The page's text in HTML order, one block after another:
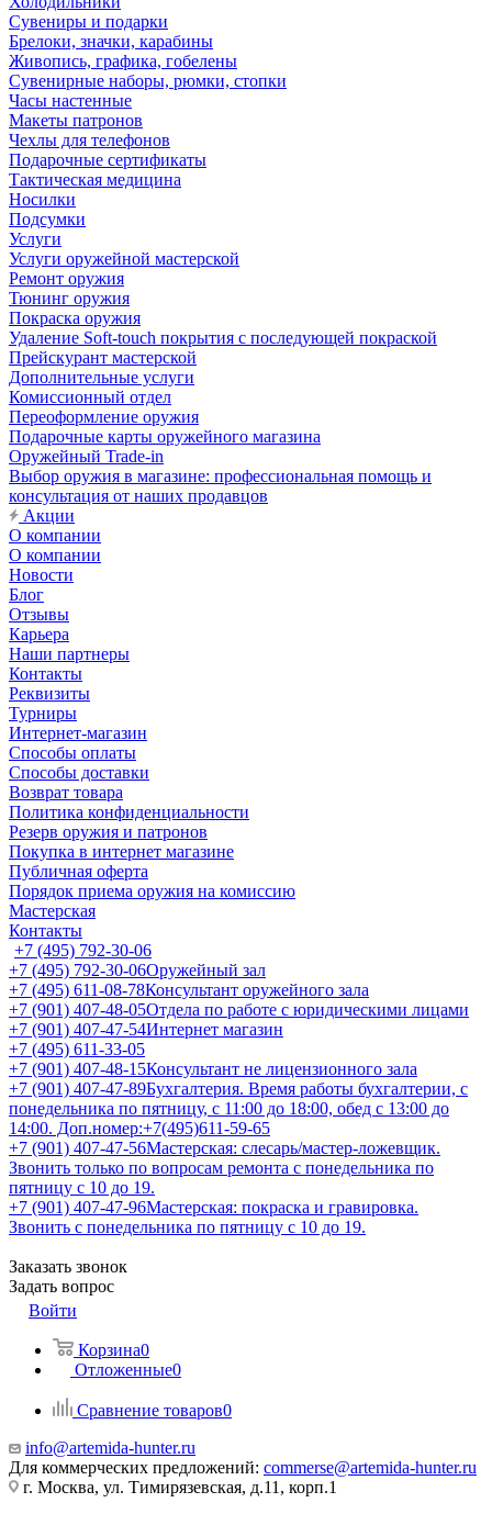
Сувениры и подарки
Брелоки, значки, карабины
Живопись, графика, гобелены
Сувенирные наборы, рюмки, стопки
Часы настенные
Макеты патронов
Чехлы для телефонов
Подарочные сертификаты
Тактическая медицина
Носилки
Подсумки
Услуги
Услуги оружейной мастерской
Ремонт оружия
Тюнинг оружия
Покраска оружия
Удаление Soft-touch покрытия с последующей покраской
Прейскурант мастерской
Дополнительные услуги
Комиссионный отдел
Переоформление оружия
Подарочные карты оружейного магазина
Оружейный Trade-in
Выбор оружия в магазине: профессиональная помощь и
консультация от наших продавцов
Акции
О компании
О компании
Новости
Блог
Отзывы
Карьера
Наши партнеры
Контакты
Реквизиты
Турниры
Интернет-магазин
Способы оплаты
Способы доставки
Возврат товара
Политика конфиденциальности
Резерв оружия и патронов
Покупка в интернет магазине
Публичная оферта
Порядок приема оружия на комиссию
Мастерская
Контакты
+7 (495) 792-30-06
+7 (495) 792-30-06Оружейный зал
+7 (495) 611-08-78Консультант оружейного зала
+7 (901) 407-48-05Отдела по работе с юридическими лицами
+7 (901) 407-47-54Интернет магазин
+7 (495) 611-33-05
+7 (901) 407-48-15Консультант не лицензионного зала
+7 (901) 407-47-89Бухгалтерия. Время работы бухгалтерии, с
понедельника по пятницу, с 11:00 до 18:00, обед с 13:00 до
14:00. Доп.номер:+7(495)611-59-65
+7 (901) 407-47-56Мастерская: слесарь/мастер-ложевщик.
Звонить только по вопросам ремонта с понедельника по
пятницу с 10 до 19.
+7 (901) 407-47-96Мастерская: покраска и гравировка.
Звонить с понедельника по пятницу с 10 до 19.
Заказать звонок
Задать вопрос
Войти
Корзина0
Отложенные0
Сравнение товаров0
info@artemida-hunter.ru
Для коммерческих предложений: commerse@artemida-hunter.ru
г. Москва, ул. Тимирязевская, д.11, корп.1